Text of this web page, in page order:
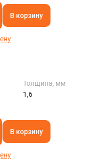
В корзину
Толщина, мм
1,6
В корзину